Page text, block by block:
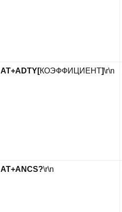
AT+ADTY[КОЭФФИЦИЕНТ]\r\n
AT+ANCS?\r\n